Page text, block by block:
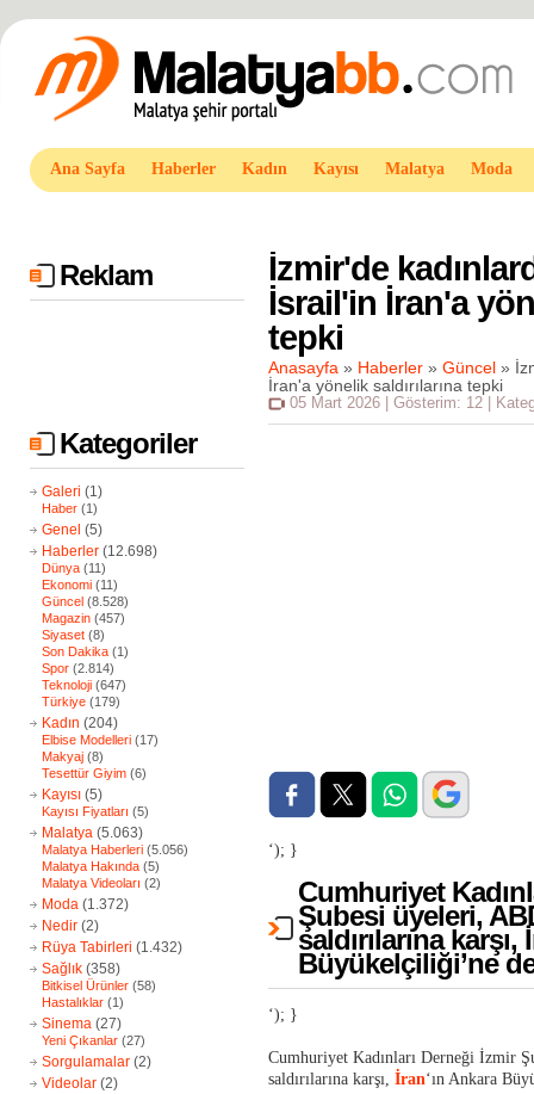
Ana Sayfa Haberler Kadın Kayısı Malatya Moda
Reklam
Kategoriler
Galeri (1)
Haber (1)
Genel (5)
Haberler (12.698)
Dünya (11)
Ekonomi (11)
Güncel (8.528)
Magazin (457)
Siyaset (8)
Son Dakika (1)
Spor (2.814)
Teknoloji (647)
Türkiye (179)
Kadın (204)
Elbise Modelleri (17)
Makyaj (8)
Tesettür Giyim (6)
Kayısı (5)
Kayısı Fiyatları (5)
Malatya (5.063)
Malatya Haberleri (5.056)
Malatya Hakında (5)
Malatya Videoları (2)
Moda (1.372)
Nedir (2)
Rüya Tabirleri (1.432)
Sağlık (358)
Bitkisel Ürünler (58)
Hastalıklar (1)
Sinema (27)
Yeni Çıkanlar (27)
Sorgulamalar (2)
Videolar (2)
İzmir'de
İsrail'in İran'a
tepki
Anasayfa » Haberler » Güncel »
İran'a yönelik saldırılarına tepki
05 Mart 2026 | Gösterim: 12 |
‘); }
Cumhuriyet
Şubesi üyeleri,
saldırılarına karşı,
Büyükelçiliği’ne
‘); }
Cumhuriyet Kadınları Derneği İzmir
saldırılarına karşı, İran‘ın Ankara